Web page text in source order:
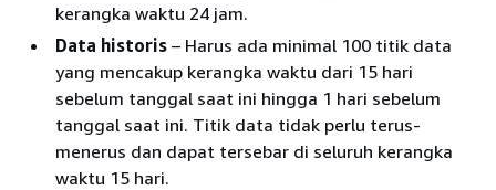
kerangka waktu 24 jam.
Data historis – Harus ada minimal 100 titik data
yang mencakup kerangka waktu dari 15 hari
sebelum tanggal saat ini hingga 1 hari sebelum
tanggal saat ini. Titik data tidak perlu terus-
menerus dan dapat tersebar di seluruh kerangka
waktu 15 hari.